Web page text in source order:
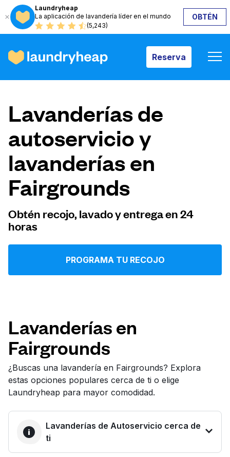
Laundryheap
La aplicación de lavandería líder en el mundo
(5,243)
OBTÉN
Reserva
Reserva
Cómo funciona
Precios y servicios
Quiénes somos
Para las empresas
Iniciar sesión
Síguenos en
Lavanderías de
autoservicio y
lavanderías en
Fairgrounds
Obtén recojo, lavado y entrega en 24
horas
PROGRAMA TU RECOJO
Lavanderías en
Fairgrounds
¿Buscas una lavandería en Fairgrounds? Explora
estas opciones populares cerca de ti o elige
Laundryheap para mayor comodidad.
Lavanderías de Autoservicio cerca de
ti